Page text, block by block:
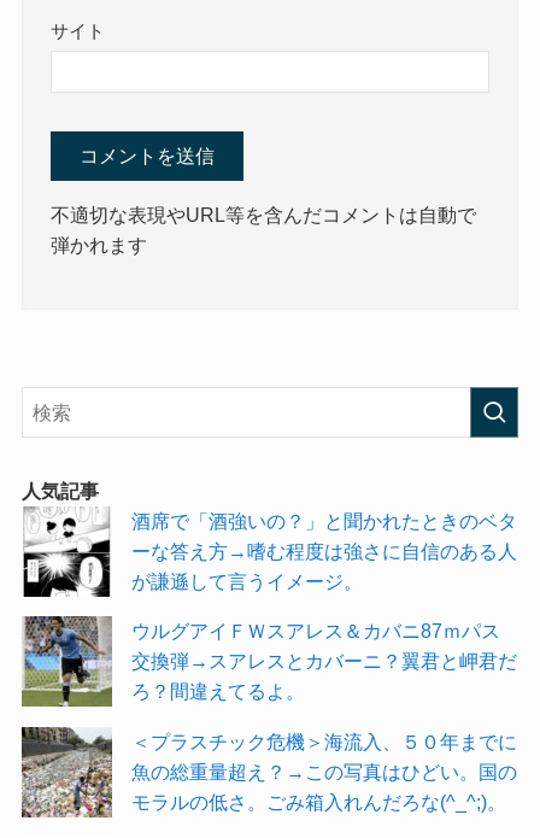
サイト
不適切な表現やURL等を含んだコメントは自動で
弾かれます
人気記事
酒席で「酒強いの？」と聞かれたときのベタ
ーな答え方→嗜む程度は強さに自信のある人
が謙遜して言うイメージ。
ウルグアイＦＷスアレス＆カバニ87ｍパス
交換弾→スアレスとカバーニ？翼君と岬君だ
ろ？間違えてるよ。
＜プラスチック危機＞海流入、５０年までに
魚の総重量超え？→この写真はひどい。国の
モラルの低さ。ごみ箱入れんだろな(^_^;)。